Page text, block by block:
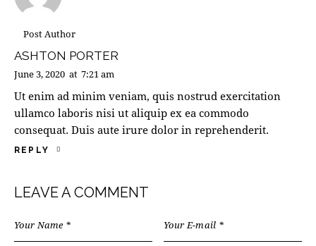
Post Author
ASHTON PORTER
June 3, 2020 at 7:21 am
Ut enim ad minim veniam, quis nostrud exercitation
ullamco laboris nisi ut aliquip ex ea commodo
consequat. Duis aute irure dolor in reprehenderit.
REPLY
LEAVE A COMMENT